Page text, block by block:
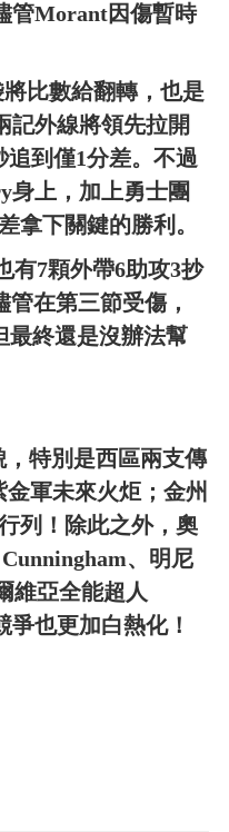
管Morant因傷暫時
比數給翻轉，也是
記外線將領先拉開
到僅1分差。不過
身上，加上勇士團
拿下關鍵的勝利。
有7顆外帶6助攻3抄
在第三節受傷，
最終還是沒辦法幫
特別是西區兩支傳
軍未來火炬；金州
列！除此之外，奧
、明尼
維亞全能超人
也更加白熱化！